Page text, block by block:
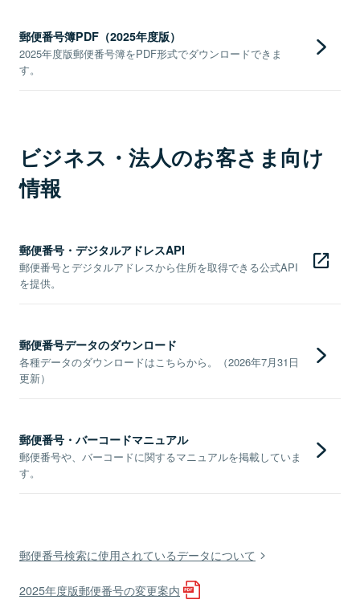
郵便番号簿PDF（2025年度版）
2025年度版郵便番号簿をPDF形式でダウンロードできま
す。
ビジネス・法人のお客さま向け
情報
郵便番号・デジタルアドレスAPI
郵便番号とデジタルアドレスから住所を取得できる公式API
を提供。
郵便番号データのダウンロード
各種データのダウンロードはこちらから。（2026年7月31日
更新）
郵便番号・バーコードマニュアル
郵便番号や、バーコードに関するマニュアルを掲載していま
す。
郵便番号検索に使用されているデータについて
2025年度版郵便番号の変更案内